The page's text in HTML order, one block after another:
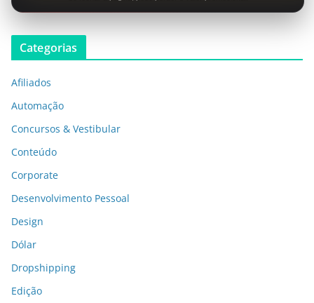
Categorias
Afiliados
Automação
Concursos & Vestibular
Conteúdo
Corporate
Desenvolvimento Pessoal
Design
Dólar
Dropshipping
Edição